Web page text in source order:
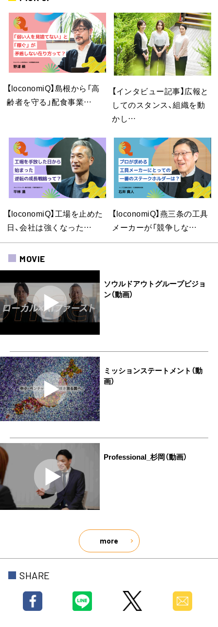
【loconomiQ】島根から「高
齢者を守る」配食事業…
【インタビュー記事】広報と
してのスタンス、組織を動
かし…
【loconomiQ】工場を止めた
日、会社は強くなった…
【loconomiQ】燕三条の工具
メーカーが「競争しな…
MOVIE
ソウルドアウトグループビジョ
ン（動画）
ミッションステートメント（動
画）
Professional_杉岡（動画）
more
SHARE